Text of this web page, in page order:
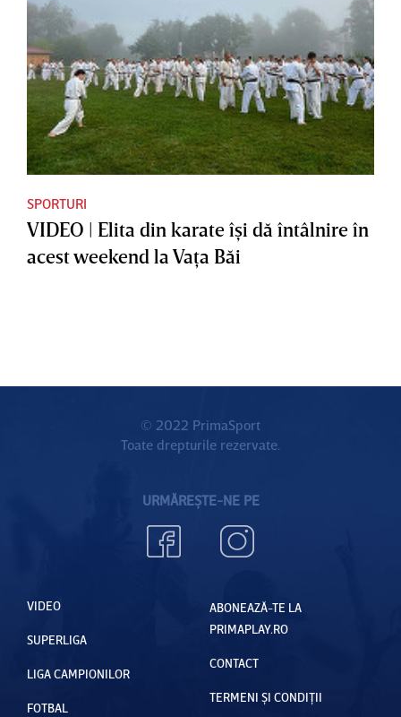
SPORTURI
VIDEO | Elita din karate îşi dă întâlnire în
acest weekend la Vaţa Băi
© 2022 PrimaSport
Toate drepturile rezervate.
URMĂREȘTE-NE PE
VIDEO
SUPERLIGA
LIGA CAMPIONILOR
FOTBAL
ABONEAZĂ-TE LA
PRIMAPLAY.RO
CONTACT
TERMENI ȘI CONDIȚII